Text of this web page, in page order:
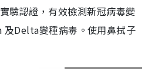
驗認證，有效檢測新冠病毒變
Delta變種病毒。使用鼻拭子